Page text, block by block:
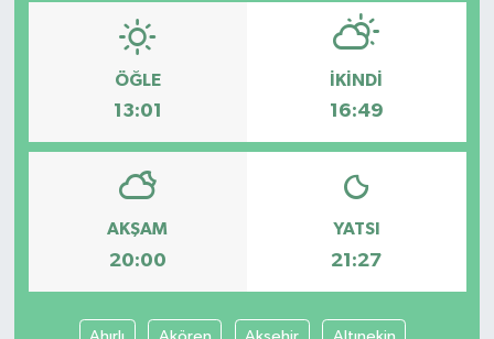
ÖĞLE
13:01
İKINDI
16:49
AKŞAM
20:00
YATSI
21:27